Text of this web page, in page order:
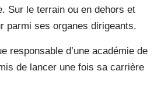
Sur le terrain ou en dehors et
parmi ses organes dirigeants.
responsable d’une académie de
de lancer une fois sa carrière